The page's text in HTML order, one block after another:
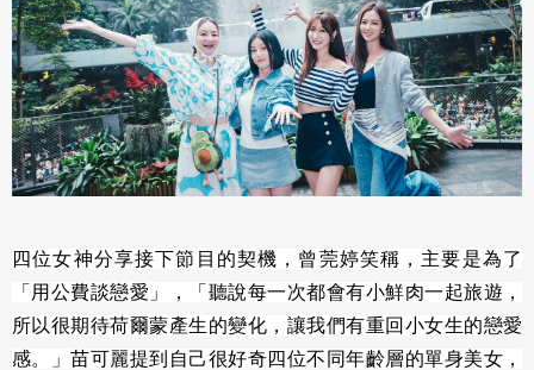
四位女神分享接下節目的契機，曾莞婷笑稱，主要是為了
「用公費談戀愛」，「聽說每一次都會有小鮮肉一起旅遊，
所以很期待荷爾蒙產生的變化，讓我們有重回小女生的戀愛
感。」苗可麗提到自己很好奇四位不同年齡層的單身美女，